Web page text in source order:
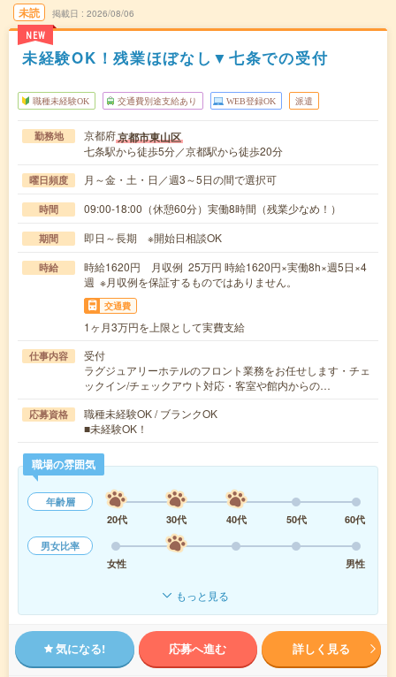
未読
NEW
掲載日 2026/08/06
未経験OK！残業ほぼなし▼七条での受付
職種未経験OK 交通費別途支給あり WEB登録OK 派遣
勤務地 京都府京都市東山区
七条駅から徒歩5分／京都駅から徒歩20分
曜日頻度 月～金・土・日／週3～5日の間で選択可
時間 09:00-18:00（休憩60分）実働8時間（残業少なめ！）
期間 即日～長期 ※開始日相談OK
時給
時給1620円 月収例 25万円 時給1620円×実働8h×週5日×4
週 ※月収例を保証するものではありません。
交通費
1ヶ月3万円を上限として実費支給
仕事内容
受付
ラグジュアリーホテルのフロント業務をお任せします・チェ
ックイン/チェックアウト対応・客室や館内からの…
応募資格
職種未経験OK / ブランクOK
■未経験OK！
職場の雰囲気
年齢層
20代
30代 40代 50代
60代
男女比率
女性
男性
もっと見る
気になる! 応募へ進む 詳しく見る